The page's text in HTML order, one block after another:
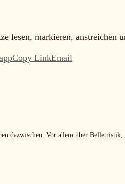
lesen, markieren,
Copy LinkEmail
dazwischen. Vor allem über